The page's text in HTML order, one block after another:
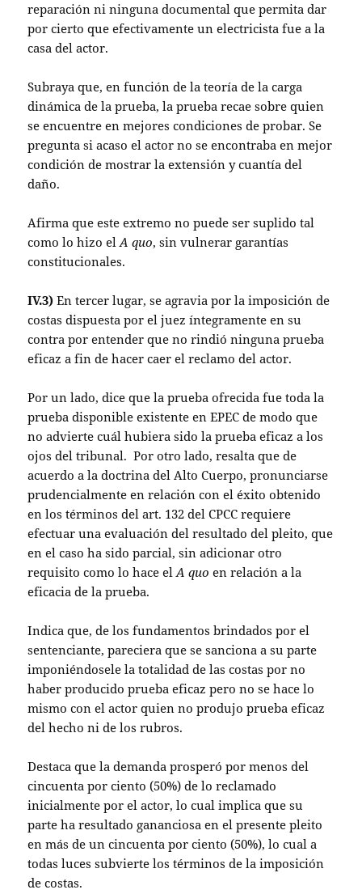
reparación ni ninguna documental que permita dar
por cierto que efectivamente un electricista fue a la
casa del actor.
Subraya que, en función de la teoría de la carga
dinámica de la prueba, la prueba recae sobre quien
se encuentre en mejores condiciones de probar. Se
pregunta si acaso el actor no se encontraba en mejor
condición de mostrar la extensión y cuantía del
daño.
Afirma que este extremo no puede ser suplido tal
como lo hizo elA quo, sin vulnerar garantías
constitucionales.
IV.3)En tercer lugar, se agravia por la imposición de
costas dispuesta por el juez íntegramente en su
contra por entender que no rindió ninguna prueba
eficaz a fin de hacer caer el reclamo del actor.
Por un lado, dice que la prueba ofrecida fue toda la
prueba disponible existente en EPEC de modo que
no advierte cuál hubiera sido la prueba eficaz a los
ojos del tribunal. Por otro lado, resalta que de
acuerdo a la doctrina del Alto Cuerpo, pronunciarse
prudencialmente en relación con el éxito obtenido
en los términos del art. 132 del CPCC requiere
efectuar una evaluación del resultado del pleito, que
en el caso ha sido parcial, sin adicionar otro
requisito como lo hace elA quo en relación a la
eficacia de la prueba.
Indica que, de los fundamentos brindados por el
sentenciante, pareciera que se sanciona a su parte
imponiéndosele la totalidad de las costas por no
haber producido prueba eficaz pero no se hace lo
mismo con el actor quien no produjo prueba eficaz
del hecho ni de los rubros.
Destaca que la demanda prosperó por menos del
cincuenta por ciento (50%) de lo reclamado
inicialmente por el actor, lo cual implica que su
parte ha resultado gananciosa en el presente pleito
en más de un cincuenta por ciento (50%), lo cual a
todas luces subvierte los términos de la imposición
de costas.